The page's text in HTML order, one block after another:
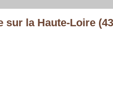
sur la Haute-Loire